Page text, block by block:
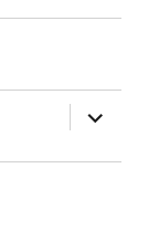
anzeigen